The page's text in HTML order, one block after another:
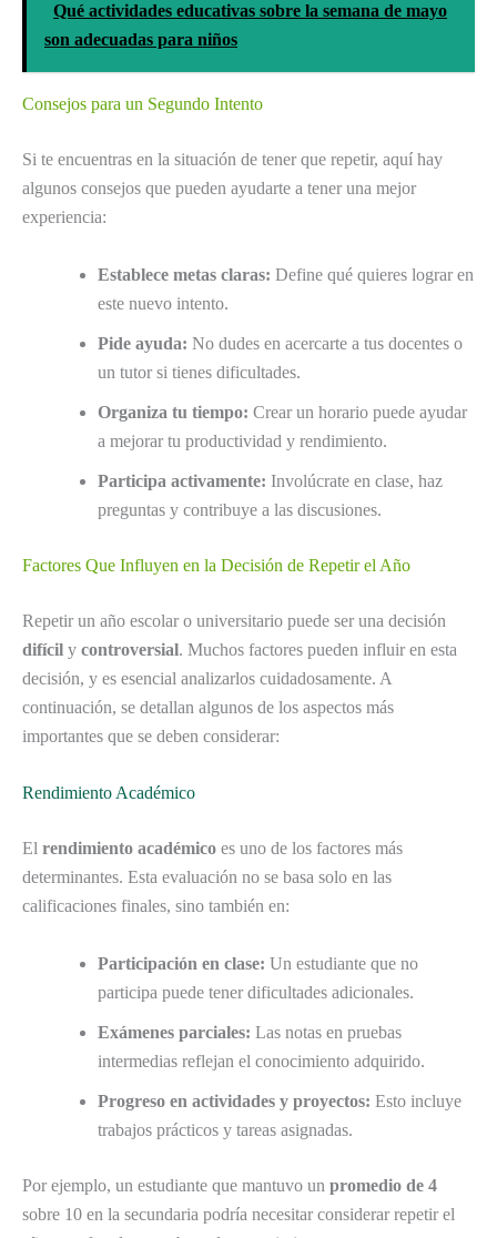
Qué actividades educativas sobre la semana de mayo
son adecuadas para niños
Consejos para un Segundo Intento
Si te encuentras en la situación de tener que repetir, aquí hay
algunos consejos que pueden ayudarte a tener una mejor
experiencia:
Establece metas claras: Define qué quieres lograr en
este nuevo intento.
Pide ayuda: No dudes en acercarte a tus docentes o
un tutor si tienes dificultades.
Organiza tu tiempo: Crear un horario puede ayudar
a mejorar tu productividad y rendimiento.
Participa activamente: Involúcrate en clase, haz
preguntas y contribuye a las discusiones.
Factores Que Influyen en la Decisión de Repetir el Año
Repetir un año escolar o universitario puede ser una decisión
difícil y controversial. Muchos factores pueden influir en esta
decisión, y es esencial analizarlos cuidadosamente. A
continuación, se detallan algunos de los aspectos más
importantes que se deben considerar:
Rendimiento Académico
El rendimiento académico es uno de los factores más
determinantes. Esta evaluación no se basa solo en las
calificaciones finales, sino también en:
Participación en clase: Un estudiante que no
participa puede tener dificultades adicionales.
Exámenes parciales: Las notas en pruebas
intermedias reflejan el conocimiento adquirido.
Progreso en actividades y proyectos: Esto incluye
trabajos prácticos y tareas asignadas.
Por ejemplo, un estudiante que mantuvo un promedio de 4
sobre 10 en la secundaria podría necesitar considerar repetir el